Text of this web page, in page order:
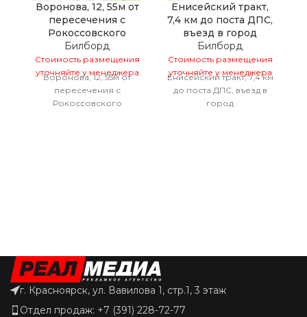
Воронова, 12, 55м от
пересечения с
Рокоссовского
Билборд
Стоимость размещения
уточняйте у менеджера
Воронова, 12, 55м от
пересечения с
Рокоссовского
Енисейский тракт,
7,4 км до поста ДПС,
въезд в город
Билборд
Стоимость размещения
уточняйте у менеджера
Енисейский тракт, 7,4 км
до поста ДПС, въезд в
город
г. Красноярск, ул. Вавилова 1, стр.1, 3 этаж
Отдел продаж: +7 (391) 228-72-77